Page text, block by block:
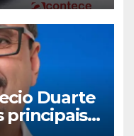
Duarte
principais